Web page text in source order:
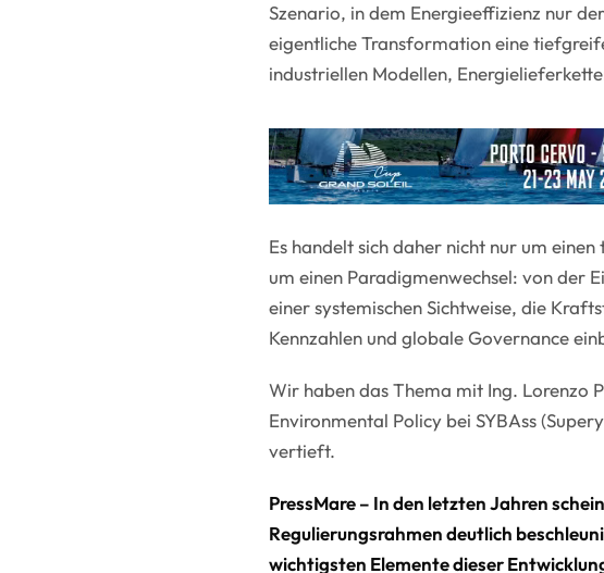
Szenario, in dem Energieeffizienz nur
eigentliche Transformation eine
industriellen Modellen,
Es handelt sich daher nicht nur um
um einen Paradigmenwechsel: von der
einer systemischen Sichtweise, die
Kennzahlen und globale Governance
Wir haben das Thema mit Ing. Lorenzo
Environmental Policy bei SYBAss
vertieft.
PressMare – In den letzten Jahren
Regulierungsrahmen deutlich
wichtigsten Elemente dieser